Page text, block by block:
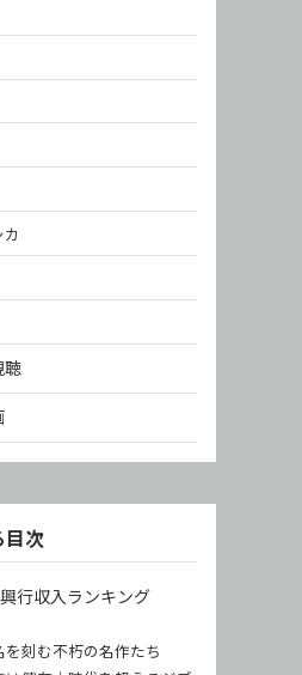
聴
目次
行収入ランキング
を刻む不朽の名作たち